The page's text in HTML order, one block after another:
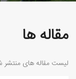
مقاله ها
لیست مقاله های منتشر